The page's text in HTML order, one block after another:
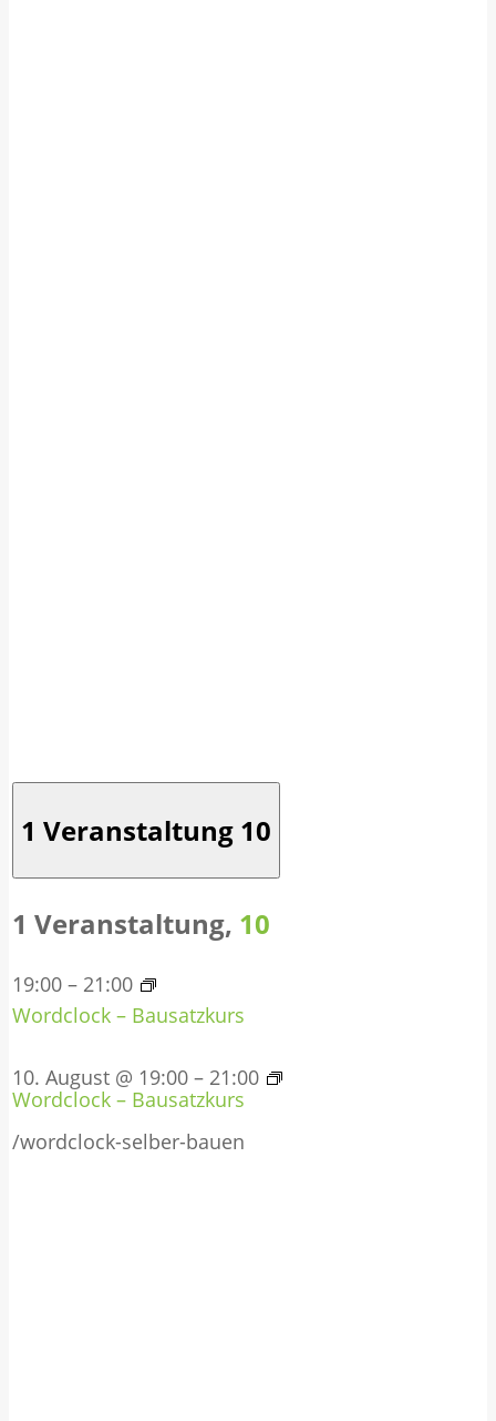
1 Veranstaltung 10
1 Veranstaltung, 10
19:00 – 21:00
Wordclock – Bausatzkurs
10. August @ 19:00 – 21:00
Wordclock – Bausatzkurs
/wordclock-selber-bauen